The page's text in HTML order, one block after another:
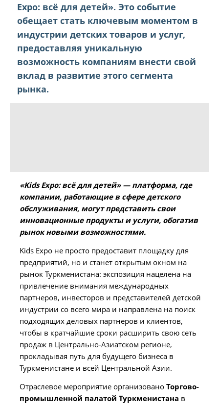
Expo: всё для детей». Это событие
обещает стать ключевым моментом в
индустрии детских товаров и услуг,
предоставляя уникальную
возможность компаниям внести свой
вклад в развитие этого сегмента
рынка.
«Kids Expo: всё для детей» — платформа, где
компании, работающие в сфере детского
обслуживания, могут представить свои
инновационные продукты и услуги, обогатив
рынок новыми возможностями.
Kids Expo не просто предоставит площадку для
предприятий, но и станет открытым окном на
рынок Туркменистана: экспозиция нацелена на
привлечение внимания международных
партнеров, инвесторов и представителей детской
индустрии со всего мира и направлена на поиск
подходящих деловых партнеров и клиентов,
чтобы в кратчайшие сроки расширить свою сеть
продаж в Центрально-Азиатском регионе,
прокладывая путь для будущего бизнеса в
Туркменистане и всей Центральной Азии.
Отраслевое мероприятие организовано Торгово-
промышленной палатой Туркменистана в